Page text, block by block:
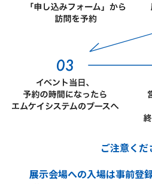
ご注意くだ
展示会場への入場は事前登